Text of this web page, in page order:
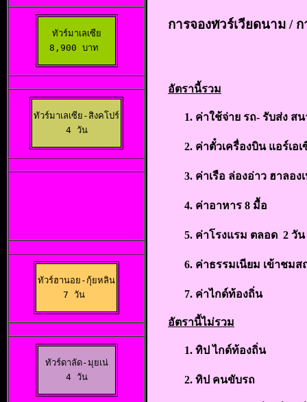
ทัวร์มาเลเซีย
8,900 บาท
ทัวร์มาเลเซีย-สิงคโปร์
4 วัน
ทัวร์ฮานอย-กุ้ยหลิน
7 วัน
ทัวร์ดาลัด-มุยเน่
4 วัน
การจองทวร์เวียดนาม / ก
อัตรานี้รวม
ค่าใช้จ่าย รถ- รับส่ง ส
ค่าตั๋วเครื่องบิน แอร์เอ
ค่าเรือ ล่องอ่าว ฮาลอง
ค่าอาหาร 8 มื้อ
ค่าโรงแรม ตลอด 2 วั
ค่าธรรมเนียม เข้าชม
ค่าไกด์ท้องถิ่น
อัตรานี้ไม่รวม
ทิป ไกด์ท้องถิ่น
ทิป คนขับรถ